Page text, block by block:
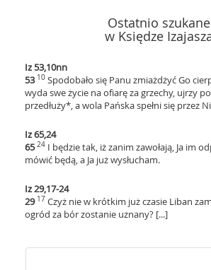
Ostatnio szukane
w Księdze
Iz 53,10nn
53 10 Spodobało się Panu zmiażdżyć Go
wyda swe życie na ofiarę za grzechy, ujrzy
przedłuży*, a wola Pańska spełni się przez
Iz 65,24
65 24 I będzie tak, iż zanim zawołają, Ja im
mówić będą, a Ja już wysłucham.
Iz 29,17-24
2917 Czyż nie w krótkim już czasie Liban
ogród za bór zostanie uznany? [...]